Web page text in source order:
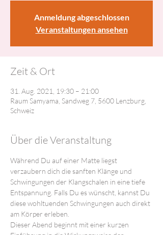
Anmeldung abgeschlossen
Veranstaltungen ansehen
Zeit & Ort
31. Aug. 2021, 19:30 – 21:00
Raum Samyama, Sandweg 7, 5600 Lenzburg,
Schweiz
Über die Veranstaltung
Während Du auf einer Matte liegst
verzaubern dich die sanften Klänge und
Schwingungen der Klangschalen in eine tiefe
Entspannung. Falls Du es wünscht, kannst Du
diese wohltuenden Schwingungen auch direkt
am Körper erleben.
Dieser Abend beginnt mit einer kurzen